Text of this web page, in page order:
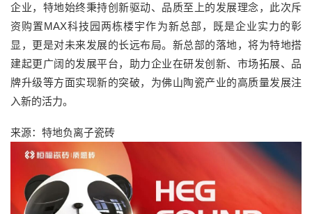
企业，特地始终秉持创新驱动、品质至上的发展理念，此次斥
资购置MAX科技园两栋楼宇作为新总部，既是企业实力的彰
显，更是对未来发展的长远布局。新总部的落地，将为特地搭
建起更广阔的发展平台，助力企业在研发创新、市场拓展、品
牌升级等方面实现新的突破，为佛山陶瓷产业的高质量发展注
入新的活力。
来源：特地负离子瓷砖